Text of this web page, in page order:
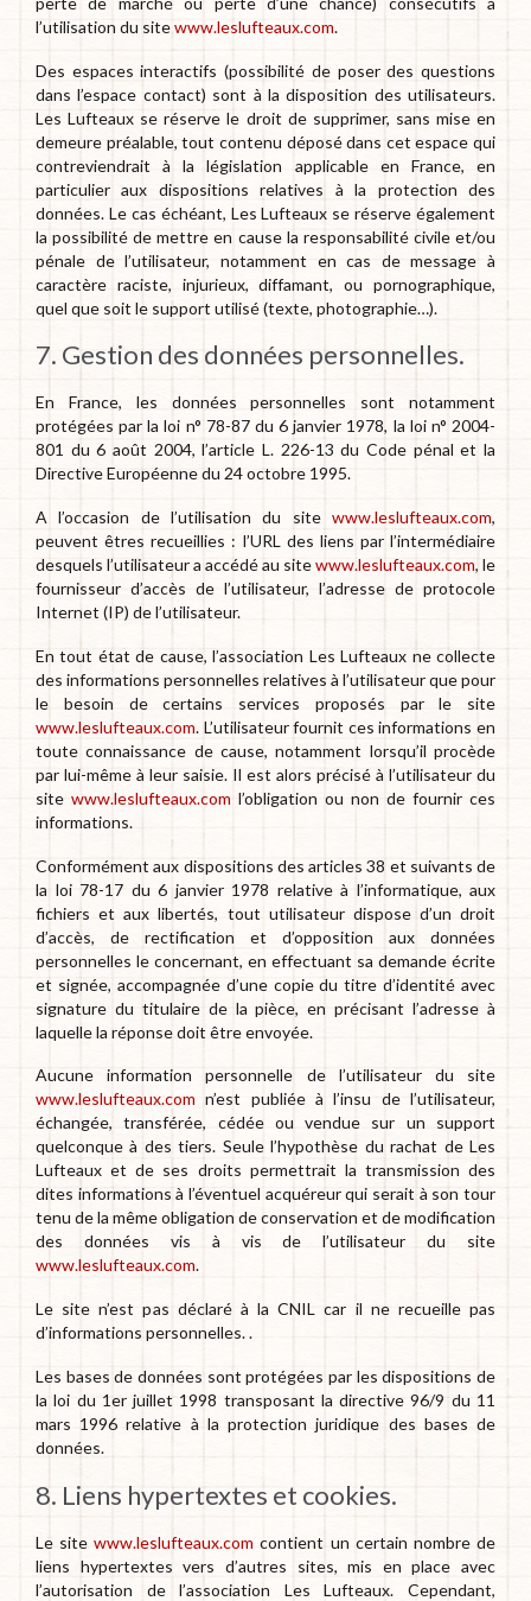
l’utilisation du sitewww.leslufteaux.com.
Des espaces interactifs (possibilité de poser des questions
dans l’espace contact) sont à la disposition des utilisateurs.
Les Lufteaux se réserve le droit de supprimer, sans mise en
demeure préalable, tout contenu déposé dans cet espace qui
contreviendrait à la législation applicable en France, en
particulier aux dispositions relatives à la protection des
données. Le cas échéant, Les Lufteaux se réserve également
la possibilité de mettre en cause la responsabilité civile et/ou
pénale de l’utilisateur, notamment en cas de message à
caractère raciste, injurieux, diffamant, ou pornographique,
quel que soit le support utilisé (texte, photographie…).
7. Gestion des données personnelles.
En France, les données personnelles sont notamment
protégées par la loi n° 78-87 du 6 janvier 1978, la loi n° 2004-
801 du 6 août 2004, l’article L. 226-13 du Code pénal et la
Directive Européenne du 24 octobre 1995.
A l’occasion de l’utilisation du site www.leslufteaux.com,
peuvent êtres recueillies : l’URL des liens par l’intermédiaire
desquels l’utilisateur a accédé au sitewww.leslufteaux.com, le
fournisseur d’accès de l’utilisateur, l’adresse de protocole
Internet (IP) de l’utilisateur.
En tout état de cause, l’association Les Lufteaux ne collecte
des informations personnelles relatives à l’utilisateur que pour
le besoin de certains services proposés par le site
www.leslufteaux.com. L’utilisateur fournit ces informations en
toute connaissance de cause, notamment lorsqu’il procède
par lui-même à leur saisie. Il est alors précisé à l’utilisateur du
site www.leslufteaux.com l’obligation ou non de fournir ces
informations.
Conformément aux dispositions des articles 38 et suivants de
la loi 78-17 du 6 janvier 1978 relative à l’informatique, aux
fichiers et aux libertés, tout utilisateur dispose d’un droit
d’accès, de rectification et d’opposition aux données
personnelles le concernant, en effectuant sa demande écrite
et signée, accompagnée d’une copie du titre d’identité avec
signature du titulaire de la pièce, en précisant l’adresse à
laquelle la réponse doit être envoyée.
Aucune information personnelle de l’utilisateur du site
www.leslufteaux.com n’est publiée à l’insu de l’utilisateur,
échangée, transférée, cédée ou vendue sur un support
quelconque à des tiers. Seule l’hypothèse du rachat de Les
Lufteaux et de ses droits permettrait la transmission des
dites informations à l’éventuel acquéreur qui serait à son tour
tenu de la même obligation de conservation et de modification
des données vis à vis de l’utilisateur du site
www.leslufteaux.com.
Le site n’est pas déclaré à la CNIL car il ne recueille pas
d’informations personnelles. .
Les bases de données sont protégées par les dispositions de
la loi du 1er juillet 1998 transposant la directive 96/9 du 11
mars 1996 relative à la protection juridique des bases de
données.
8. Liens hypertextes et cookies.
Le sitewww.leslufteaux.com contient un certain nombre de
liens hypertextes vers d’autres sites, mis en place avec
l’autorisation de l’association Les Lufteaux. Cependant,